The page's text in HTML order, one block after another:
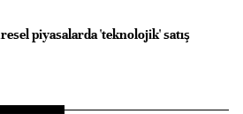
piyasalarda 'teknolojik' satış